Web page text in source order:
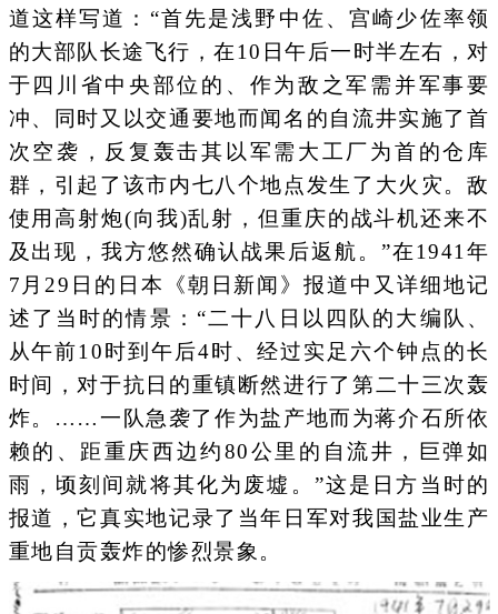
道这样写道：“首先是浅野中佐、宫崎少佐率领
的大部队长途飞行，在10日午后一时半左右，对
于四川省中央部位的、作为敌之军需并军事要
冲、同时又以交通要地而闻名的自流井实施了首
次空袭，反复轰击其以军需大工厂为首的仓库
群，引起了该市内七八个地点发生了大火灾。敌
使用高射炮(向我)乱射，但重庆的战斗机还来不
及出现，我方悠然确认战果后返航。”在1941年
7月29日的日本《朝日新闻》报道中又详细地记
述了当时的情景：“二十八日以四队的大编队、
从午前10时到午后4时、经过实足六个钟点的长
时间，对于抗日的重镇断然进行了第二十三次轰
炸。……一队急袭了作为盐产地而为蒋介石所依
赖的、距重庆西边约80公里的自流井，巨弹如
雨，顷刻间就将其化为废墟。”这是日方当时的
报道，它真实地记录了当年日军对我国盐业生产
重地自贡轰炸的惨烈景象。